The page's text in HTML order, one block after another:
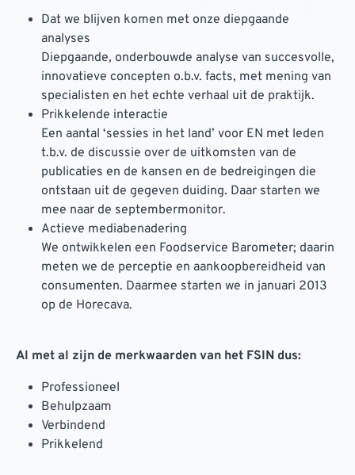
Dat we blijven komen met onze diepgaande
analyses
Diepgaande, onderbouwde analyse van succesvolle,
innovatieve concepten o.b.v. facts, met mening van
specialisten en het echte verhaal uit de praktijk.
Prikkelende interactie
Een aantal ‘sessies in het land’ voor EN met leden
t.b.v. de discussie over de uitkomsten van de
publicaties en de kansen en de bedreigingen die
ontstaan uit de gegeven duiding. Daar starten we
mee naar de septembermonitor.
Actieve mediabenadering
We ontwikkelen een Foodservice Barometer; daarin
meten we de perceptie en aankoopbereidheid van
consumenten. Daarmee starten we in januari 2013
op de Horecava.
Al met al zijn de merkwaarden van het FSIN dus:
Professioneel
Behulpzaam
Verbindend
Prikkelend